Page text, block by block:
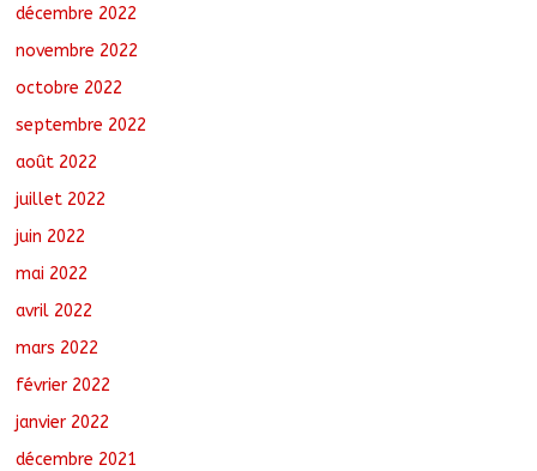
décembre 2022
novembre 2022
octobre 2022
septembre 2022
août 2022
juillet 2022
juin 2022
mai 2022
avril 2022
mars 2022
février 2022
janvier 2022
décembre 2021